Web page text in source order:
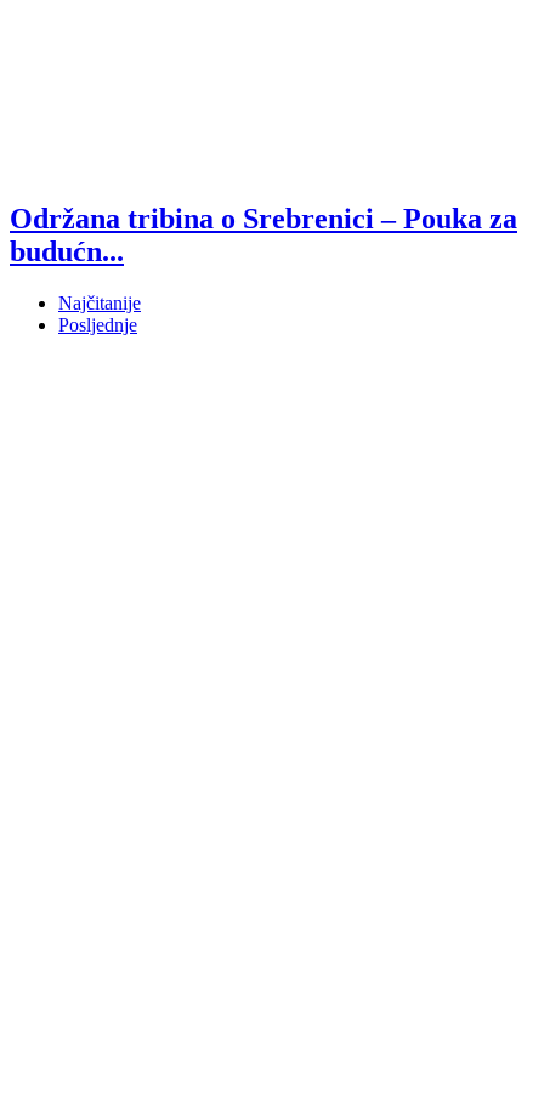
Održana tribina o Srebrenici – Pouka za
budućn...
Najčitanije
Posljednje